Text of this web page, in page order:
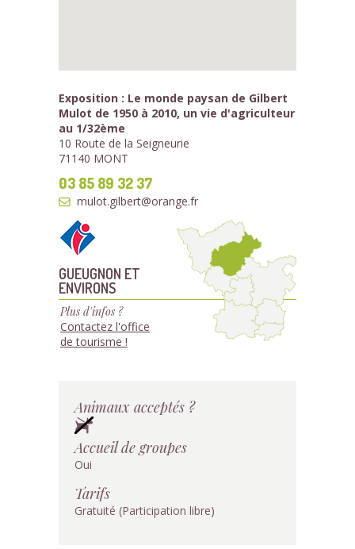
Exposition : Le monde paysan de Gilbert
Mulot de 1950 à 2010, un vie d'agriculteur
au 1/32ème
10 Route de la Seigneurie
71140 MONT
03 85 89 32 37
mulot.gilbert@orange.fr
GUEUGNON ET
ENVIRONS
Plus d'infos ?
Contactez l'office
de tourisme !
Animaux acceptés ?
Accueil de groupes
Oui
Tarifs
Gratuité (Participation libre)